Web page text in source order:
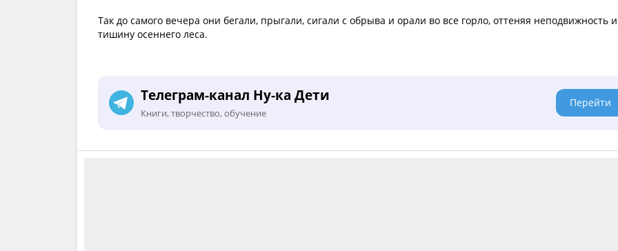
Так до самого вечера они бегали, прыгали, сигали с обрыва и орали во все горло, оттеняя неподвижность и
тишину осеннего леса.
Телеграм-канал Ну-ка Дети
Книги, творчество, обучение
Перейти